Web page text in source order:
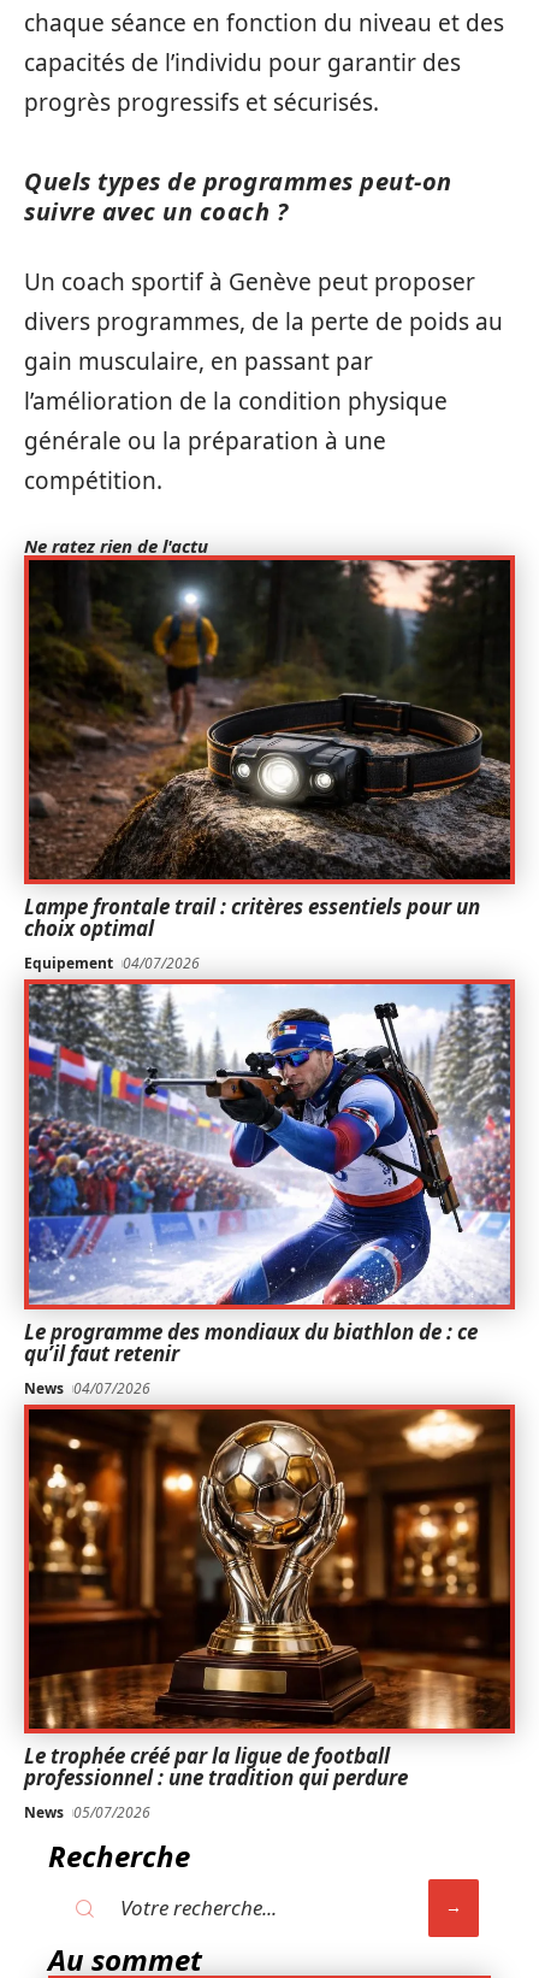
chaque séance en fonction du niveau et des
capacités de l’individu pour garantir des
progrès progressifs et sécurisés.
Quels types de programmes peut-on
suivre avec un coach ?
Un coach sportif à Genève peut proposer
divers programmes, de la perte de poids au
gain musculaire, en passant par
l’amélioration de la condition physique
générale ou la préparation à une
compétition.
Ne ratez rien de l'actu
Lampe frontale trail : critères essentiels pour un
choix optimal
Equipement 04/07/2026
Le programme des mondiaux du biathlon de : ce
qu’il faut retenir
News 04/07/2026
Le trophée créé par la ligue de football
professionnel : une tradition qui perdure
News 05/07/2026
Recherche
Au sommet